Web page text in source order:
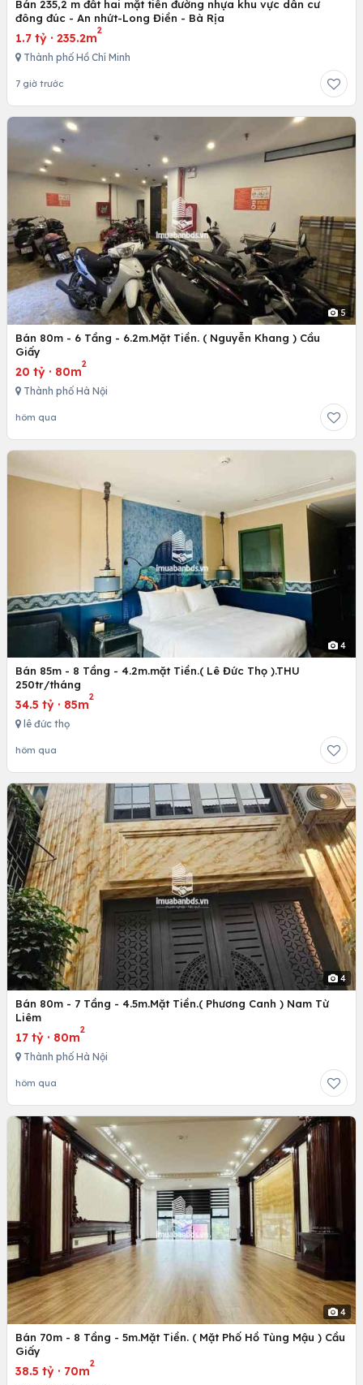
Bán 235,2 m đất hai mặt tiền đường nhựa khu vực dân cư
đông đúc - An nhứt-Long Điền - Bà Rịa
1.7 tỷ · 235.2m
2
Thành phố Hồ Chí Minh
7 giờ trước
5
Bán 80m - 6 Tầng - 6.2m.Mặt Tiền. ( Nguyễn Khang ) Cầu
Giấy
20 tỷ · 80m
2
Thành phố Hà Nội
hôm qua
4
Bán 85m - 8 Tầng - 4.2m.mặt Tiền.( Lê Đức Thọ ).THU
250tr/tháng
34.5 tỷ · 85m
2
lê đức thọ
hôm qua
4
Bán 80m - 7 Tầng - 4.5m.Mặt Tiền.( Phương Canh ) Nam Từ
Liêm
17 tỷ · 80m
2
Thành phố Hà Nội
hôm qua
4
Bán 70m - 8 Tầng - 5m.Mặt Tiền. ( Mặt Phố Hồ Tùng Mậu ) Cầu
Giấy
38.5 tỷ · 70m
2